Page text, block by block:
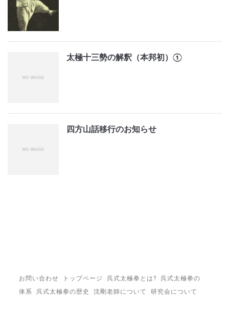
太極十三勢の解釈（本邦初）①
四方山話移行のお知らせ
お問い合わせ トップページ 呉式太極拳とは?
呉式太極拳の
体系
呉式太極拳の歴史 沈剛老師について 研究会について